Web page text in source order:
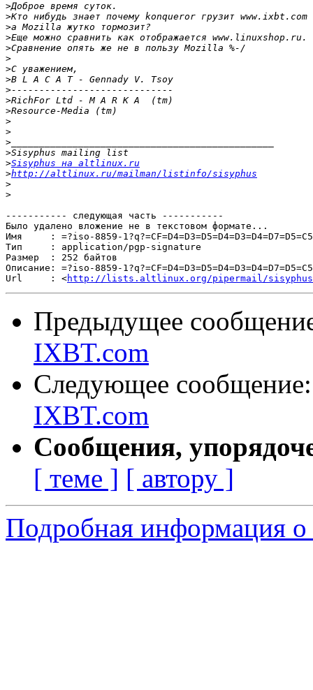
>
>
>
>
>
>
>
>
>
>
>
>
>
>
>
>Sisyphus на altlinux.ru
>http://altlinux.ru/mailman/listinfo/sisyphus
>
>
----------- следующая часть -----------
Было удалено вложение не в текстовом формате...
Имя     : =?iso-8859-
Тип     : application/pgp-signature
Размер  : 252 байтов
Описание: =?iso-8859-
Url     : <http://lists.altlinux.org/pipermail/sisyphus/
Предыдущее
IXBT.com
Следующее
IXBT.com
Сообщения,
[ теме ] [ автору ]
Подробная информация о